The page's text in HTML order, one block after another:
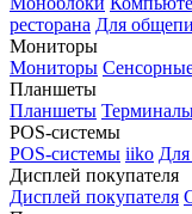
ресторана Для
Мониторы
Мониторы
Планшеты
Планшеты
POS-системы
POS-системы iiko
Дисплей покупателя
Дисплей покупателя